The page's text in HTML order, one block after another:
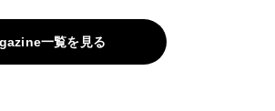
一覧を見る